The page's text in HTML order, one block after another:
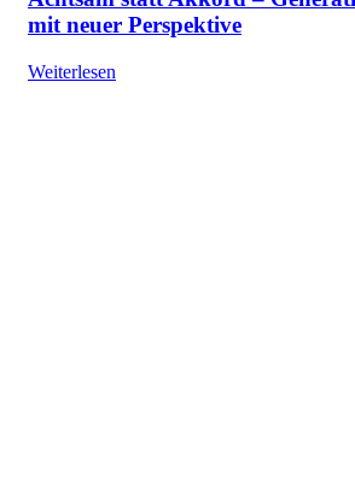
mit neuer Perspektive
Weiterlesen